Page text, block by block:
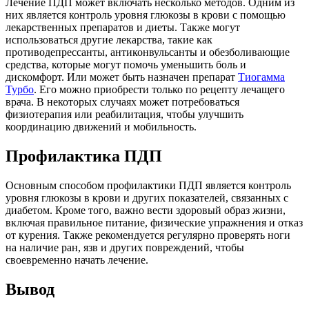
Лечение ПДП может включать несколько методов. Одним из
них является контроль уровня глюкозы в крови с помощью
лекарственных препаратов и диеты. Также могут
использоваться другие лекарства, такие как
противодепрессанты, антиконвульсанты и обезболивающие
средства, которые могут помочь уменьшить боль и
дискомфорт. Или может быть назначен препарат Тиогамма
Турбо. Его можно приобрести только по рецепту лечащего
врача. В некоторых случаях может потребоваться
физиотерапия или реабилитация, чтобы улучшить
координацию движений и мобильность.
Профилактика ПДП
Основным способом профилактики ПДП является контроль
уровня глюкозы в крови и других показателей, связанных с
диабетом. Кроме того, важно вести здоровый образ жизни,
включая правильное питание, физические упражнения и отказ
от курения. Также рекомендуется регулярно проверять ноги
на наличие ран, язв и других повреждений, чтобы
своевременно начать лечение.
Вывод